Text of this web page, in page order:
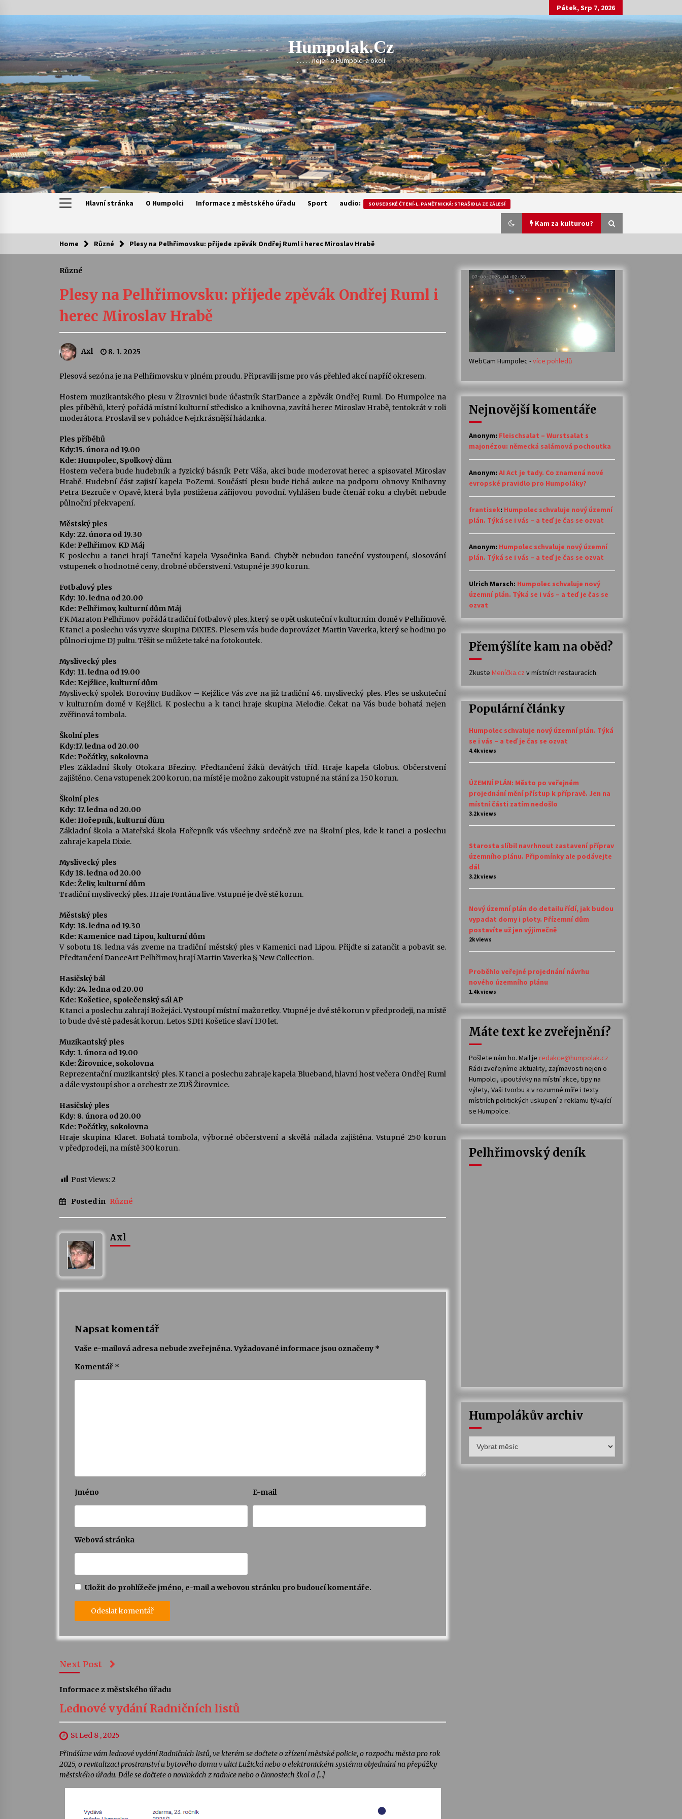
to
Pátek, Srp 7, 2026
Humpolak.cz
. . . . . nejen o Humpolci a okolí
Hlavní stránka O Humpolci Informace z městského úřadu Sport audio: SOUSEDSKÉ ČTENÍ-L. PAMĚTNICKÁ: STRAŠIDLA ZE ZÁLESÍ
Kam za kulturou?
Kam za kulturou?
Camerata a Sukuba Ensemble
4. 8. 2026
Stávám se kapkou
30. 7. 2026
Veselí muzikanti
30. 7. 2026
Quijotova šedesátka: 28. 7.–1. 8.
28. 7. 2026
Kolchoz a Jenakaši
Votavžatský ploty
23. 7. 2026
Letní koncerty ve Stromovce: Rufus
22. 7. 2026
Vysočinka
14. 7. 2026
Za kulturou kousek za Humpolec. V
30. 6. 2026
Home Různé Plesy na Pelhřimovsku: přijede zpěvák Ondřej Ruml i herec Miroslav Hrabě
Různé
Plesy na Pelhřimovsku: přijede zpěvák Ondřej Ruml i
herec Miroslav Hrabě
Axl 8. 1. 2025
Plesová sezóna je na Pelhřimovsku v plném proudu. Připravili jsme pro vás přehled akcí napříč okresem.
Hostem muzikantského plesu v Žirovnici bude účastník StarDance a zpěvák Ondřej Ruml. Do Humpolce na
ples příběhů, který pořádá místní kulturní středisko a knihovna, zavítá herec Miroslav Hrabě, tentokrát v roli
moderátora. Proslavil se v pohádce Nejrkrásnější hádanka.
Ples příběhů
Kdy:15. února od 19.00
Kde: Humpolec, Spolkový dům
Hostem večera bude hudebník a fyzický básník Petr Váša, akci bude moderovat herec a spisovatel Miroslav
Hrabě. Hudební část zajistí kapela PoZemi. Součástí plesu bude tichá aukce na podporu obnovy Knihovny
Petra Bezruče v Opavě, která byla postižena zářijovou povodní. Vyhlášen bude čtenář roku a chybět nebude
půlnoční překvapení.
Městský ples
Kdy: 22. února od 19.30
Kde: Pelhřimov. KD Máj
K poslechu a tanci hrají Taneční kapela Vysočinka Band. Chybět nebudou taneční vystoupení, slosování
vstupenek o hodnotné ceny, drobné občerstvení. Vstupné je 390 korun.
Fotbalový ples
Kdy: 10. ledna od 20.00
Kde: Pelhřimov, kulturní dům Máj
FK Maraton Pelhřimov pořádá tradiční fotbalový ples, který se opět uskuteční v kulturním domě v Pelhřimově.
K tanci a poslechu vás vyzve skupina DiXIES. Plesem vás bude doprovázet Martin Vaverka, který se hodinu po
půlnoci ujme DJ pultu. Těšit se můžete také na fotokoutek.
Myslivecký ples
Kdy: 11. ledna od 19.00
Kde: Kejžlice, kulturní dům
Myslivecký spolek Boroviny Budíkov – Kejžlice Vás zve na již tradiční 46. myslivecký ples. Ples se uskuteční
v kulturním domě v Kejžlici. K poslechu a k tanci hraje skupina Melodie. Čekat na Vás bude bohatá nejen
zvěřinová tombola.
Školní ples
Kdy:17. ledna od 20.00
Kde: Počátky, sokolovna
Ples Základní školy Otokara Březiny. Předtančení žáků devátých tříd. Hraje kapela Globus. Občerstvení
zajištěno. Cena vstupenek 200 korun, na místě je možno zakoupit vstupné na stání za 150 korun.
Školní ples
Kdy: 17. ledna od 20.00
Kde: Hořepník, kulturní dům
Základní škola a Mateřská škola Hořepník vás všechny srdečně zve na školní ples, kde k tanci a poslechu
zahraje kapela Dixie.
Myslivecký ples
Kdy 18. ledna od 20.00
Kde: Želiv, kulturní dům
Tradiční myslivecký ples. Hraje Fontána live. Vstupné je dvě stě korun.
Městský ples
Kdy: 18. ledna od 19.30
Kde: Kamenice nad Lipou, kulturní dům
V sobotu 18. ledna vás zveme na tradiční městský ples v Kamenici nad Lipou. Přijďte si zatančit a pobavit se.
Předtančení DanceArt Pelhřimov, hrají Martin Vaverka § New Collection.
Hasičský bál
Kdy: 24. ledna od 20.00
Kde: Košetice, společenský sál AP
K tanci a poslechu zahrají Božejáci. Vystoupí místní mažoretky. Vtupné je dvě stě korun v předprodeji, na místě
to bude dvě stě padesát korun. Letos SDH Košetice slaví 130 let.
Muzikantský ples
Kdy: 1. února od 19.00
Kde: Žirovnice, sokolovna
Reprezentační muzikantský ples. K tanci a poslechu zahraje kapela Blueband, hlavní host večera Ondřej Ruml
a dále vystoupí sbor a orchestr ze ZUŠ Žirovnice.
Hasičský ples
Kdy: 8. února od 20.00
Kde: Počátky, sokolovna
Hraje skupina Klaret. Bohatá tombola, výborné občerstvení a skvělá nálada zajištěna. Vstupné 250 korun
v předprodeji, na místě 300 korun.
Post Views:2
Posted in Různé
Axl
Napsat komentář
Vaše e-mailová adresa nebude zveřejněna. Vyžadované informace jsou označeny *
Komentář *
Jméno E-mail
Webová stránka
Uložit do prohlížeče jméno, e-mail a webovou stránku pro budoucí komentáře.
Next Post
Informace z městského úřadu
Lednové vydání Radničních listů
St Led 8 , 2025
Přinášíme vám lednové vydání Radničních listů, ve kterém se dočtete o zřízení městské policie, o rozpočtu města pro rok
2025, o revitalizaci prostranství u bytového domu v ulici Lužická nebo o elektronickém systému objednání na přepážky
městského úřadu. Dále se dočtete o novinkách z radnice nebo o činnostech škol a […]
WebCam Humpolec -více pohledů
Nejnovější komentáře
Anonym: Fleischsalat – Wurstsalat s
majonézou: německá salámová pochoutka
Anonym: AI Act je tady. Co znamená nové
evropské pravidlo pro Humpoláky?
frantisek: Humpolec schvaluje nový územní
plán. Týká se i vás – a teď je čas se ozvat
Anonym: Humpolec schvaluje nový územní
plán. Týká se i vás – a teď je čas se ozvat
Ulrich Marsch: Humpolec schvaluje nový
územní plán. Týká se i vás – a teď je čas se
ozvat
Přemýšlíte kam na oběd?
Zkuste Meníčka.cz v místních restauracích.
Populární články
Humpolec schvaluje nový územní plán. Týká
se i vás – a teď je čas se ozvat
4.4k views
ÚZEMNÍ PLÁN: Město po veřejném
projednání mění přístup k přípravě. Jen na
místní části zatím nedošlo
3.2k views
Starosta slíbil navrhnout zastavení příprav
územního plánu. Připomínky ale podávejte
dál
3.2k views
Nový územní plán do detailu řídí, jak budou
vypadat domy i ploty. Přízemní dům
postavíte už jen výjimečně
2k views
Proběhlo veřejné projednání návrhu
nového územního plánu
1.4k views
Máte text ke zveřejnění?
Pošlete nám ho. Mail je redakce@humpolak.cz
Rádi zveřejníme aktuality, zajímavosti nejen o
Humpolci, upoutávky na místní akce, tipy na
výlety, Vaši tvorbu a v rozumné míře i texty
místních politických uskupení a reklamu týkající
se Humpolce.
Pelhřimovský deník
Humpolákův archiv
archiv